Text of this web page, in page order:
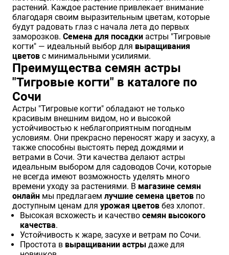
растений. Каждое растение привлекает внимание
благодаря своим выразительным цветам, которые
будут радовать глаз с начала лета до первых
заморозков. Семена для посадки астры "Тигровые
когти" — идеальный выбор для выращивания
цветов с минимальными усилиями.
Преимущества семян астры
"Тигровые когти" в каталоге по
Сочи
Астры "Тигровые когти" обладают не только
красивым внешним видом, но и высокой
устойчивостью к неблагоприятным погодным
условиям. Они прекрасно переносят жару и засуху, а
также способны выстоять перед дождями и
ветрами в Сочи. Эти качества делают астры
идеальным выбором для садоводов Сочи, которые
не всегда имеют возможность уделять много
времени уходу за растениями. В магазине семян
онлайн мы предлагаем лучшие семена цветов по
доступным ценам для урожая цветов без хлопот.
Высокая всхожесть и качество семян высокого
качества.
Устойчивость к жаре, засухе и ветрам по Сочи.
Простота в выращивании астры даже для